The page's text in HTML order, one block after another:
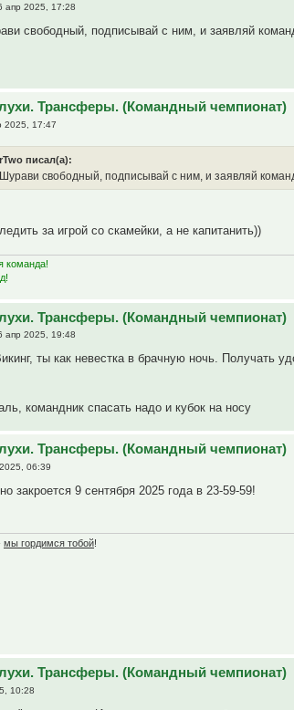
апр 2025, 17:28
свободный, подписывай с ним, и заявляй
Трансферы. (Командный чемпионат)
2025, 17:47
писал(а):
Шурави свободный, подписывай с ним, и заявляй
за игрой со скамейки, а не капитанить))
команда!
Трансферы. (Командный чемпионат)
апр 2025, 19:48
ты как невестка в брачную ночь. Получать
командник спасать надо и кубок на носу
Трансферы. (Командный чемпионат)
06:39
закроется 9 сентября 2025 года в 23-59-59!
мы гордимся тобой!
Трансферы. (Командный чемпионат)
10:28